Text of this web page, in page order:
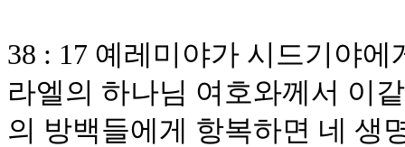
38 : 17 예레미야가 시드기야
라엘의 하나님 여호와께서 이
의 방백들에게 항복하면 네 생